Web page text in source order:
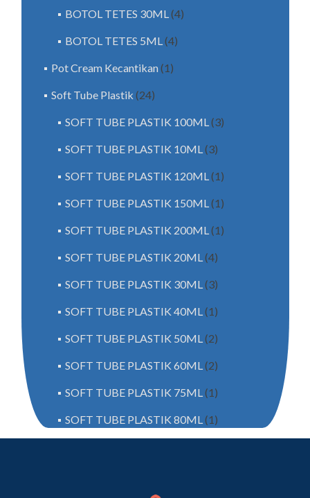
BOTOL TETES 30ML(4)
BOTOL TETES 5ML(4)
Pot Cream Kecantikan(1)
Soft Tube Plastik (24)
SOFT TUBE PLASTIK 100ML(3)
SOFT TUBE PLASTIK 10ML(3)
SOFT TUBE PLASTIK 120ML(1)
SOFT TUBE PLASTIK 150ML(1)
SOFT TUBE PLASTIK 200ML(1)
SOFT TUBE PLASTIK 20ML(4)
SOFT TUBE PLASTIK 30ML(3)
SOFT TUBE PLASTIK 40ML(1)
SOFT TUBE PLASTIK 50ML(2)
SOFT TUBE PLASTIK 60ML(2)
SOFT TUBE PLASTIK 75ML(1)
SOFT TUBE PLASTIK 80ML(1)